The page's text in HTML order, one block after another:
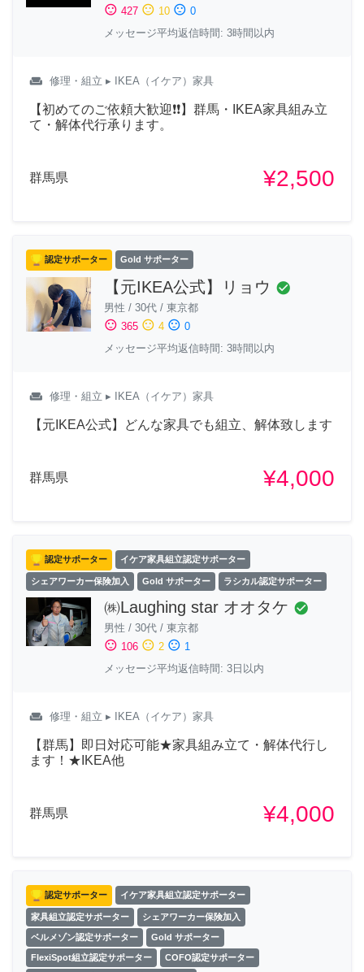
sentiment_satisfied 427 sentiment_neutral 10 sentiment_dissatisfied 0
メッセージ平均返信時間: 3時間以内
weekend 修理・組立 ▸ IKEA（イケア）家具
【初めてのご依頼大歓迎❗❗】群馬・IKEA家具組み立
て・解体代行承ります。
群馬県 ¥2,500
認定サポーター Gold サポーター
【元IKEA公式】リョウ check_circle
男性 / 30代 / 東京都
sentiment_satisfied 365 sentiment_neutral 4 sentiment_dissatisfied 0
メッセージ平均返信時間: 3時間以内
weekend 修理・組立 ▸ IKEA（イケア）家具
【元IKEA公式】どんな家具でも組立、解体致します
群馬県 ¥4,000
認定サポーター イケア家具組立認定サポーター
シェアワーカー保険加入 Gold サポーター ラシカル認定サポーター
㈱Laughing star オオタケ check_circle
男性 / 30代 / 東京都
sentiment_satisfied 106 sentiment_neutral 2 sentiment_dissatisfied 1
メッセージ平均返信時間: 3日以内
weekend 修理・組立 ▸ IKEA（イケア）家具
【群馬】即日対応可能★家具組み立て・解体代行し
ます！★IKEA他
群馬県 ¥4,000
認定サポーター イケア家具組立認定サポーター
家具組立認定サポーター シェアワーカー保険加入
ベルメゾン認定サポーター Gold サポーター
FlexiSpot組立認定サポーター COFO認定サポーター